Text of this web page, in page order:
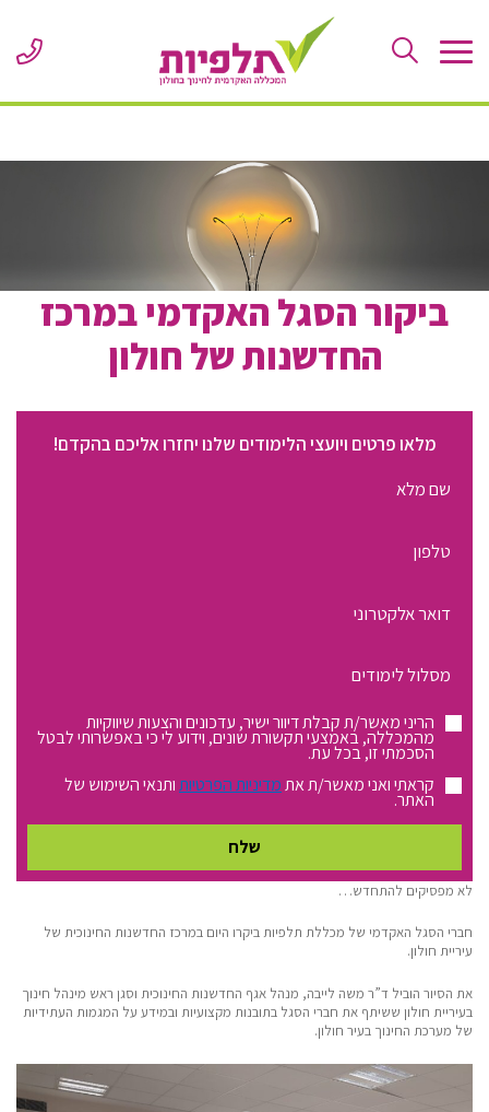
Content
ביקור הסגל האקדמי במרכז
החדשנות של חולון
מלאו פרטים ויועצי הלימודים שלנו יחזרו אליכם בהקדם!
מלא
טלפון
דוא"ל
מסלול
לימודים:
הריני מאשר/ת קבלת דיוור ישיר, עדכונים והצעות שיווקיות
מהמכללה, באמצעי תקשורת שונים, וידוע לי כי באפשרותי לבטל
הסכמתי זו, בכל עת.
קראתי ואני מאשר/ת אתמדיניות הפרטיותותנאי השימוש של
האתר.
לא מפסיקים להתחדש…
חברי הסגל האקדמי של מכללת תלפיות ביקרו היום במרכז החדשנות החינוכית של
עיריית חולון.
את הסיור הוביל ד”ר משה לייבה, מנהל אגף החדשנות החינוכית וסגן ראש מינהל חינוך
בעיריית חולון ששיתף את חברי הסגל בתובנות מקצועיות ובמידע על המגמות העתידיות
של מערכת החינוך בעיר חולון.